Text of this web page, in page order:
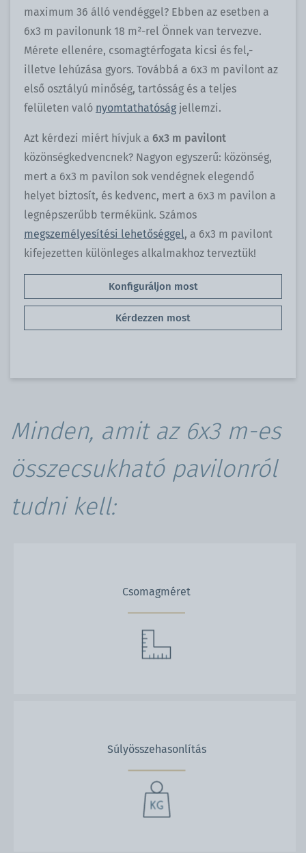
maximum 36 álló vendéggel? Ebben az esetben a
6x3 m pavilonunk 18 m²-rel Önnek van tervezve.
Mérete ellenére, csomagtérfogata kicsi és fel,-
illetve lehúzása gyors. Továbbá a 6x3 m pavilont az
első osztályú minőség, tartósság és a teljes
felületen való nyomtathatóság jellemzi.
Azt kérdezi miért hívjuk a 6x3 m pavilont
közönségkedvencnek? Nagyon egyszerű: közönség,
mert a 6x3 m pavilon sok vendégnek elegendő
helyet biztosít, és kedvenc, mert a 6x3 m pavilon a
legnépszerűbb termékünk. Számos
megszemélyesítési lehetőséggel, a 6x3 m pavilont
kifejezetten különleges alkalmakhoz terveztük!
Konfiguráljon most
Kérdezzen most
Minden, amit az 6x3 m-es
összecsukható pavilonról
tudni kell:
Csomagméret
Súlyösszehasonlítás